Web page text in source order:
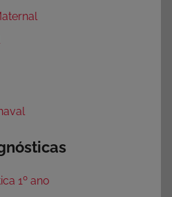
1º ano